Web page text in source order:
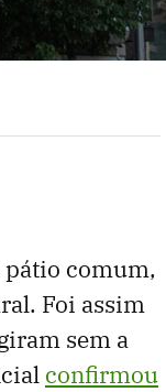
pátio comum,
Foi assim
sem a
confirmou